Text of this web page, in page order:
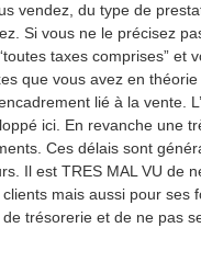
vendez, du type de
Si vous ne le précisez
taxes comprises” et
que vous avez en
lié à la vente.
ici. En revanche une
Ces délais sont
Il est TRES MAL VU de
mais aussi pour ses
trésorerie et de ne pas